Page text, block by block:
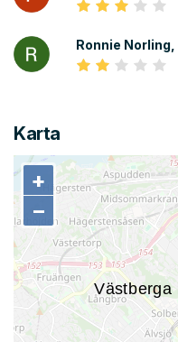
Ronnie Norling,
Karta
+
−
+
−